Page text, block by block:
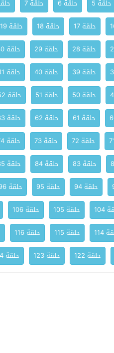
حلقة 5 حلقة 6 حلقة 7
حلقة 17 حلقة 18 حلقة 19
حلقة 28 حلقة 29 حلقة 30
حلقة 39 حلقة 40 حلقة 41
حلقة 50 حلقة 51 حلقة 52
حلقة 61 حلقة 62 حلقة 63
حلقة 72 حلقة 73 حلقة 74
حلقة 83 حلقة 84 حلقة 85
حلقة 94 حلقة 95 حلقة 96
104 حلقة 105 حلقة 106
114 حلقة 115 حلقة 116
حلقة 122 حلقة 123 حلقة 124